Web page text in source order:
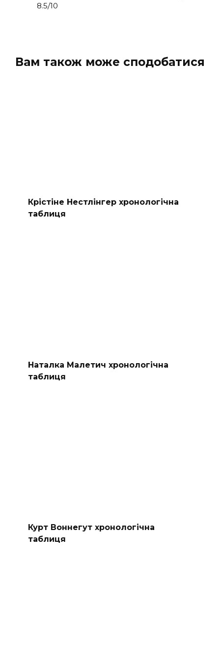
8.5/10
Вам також може сподобатися
Крістіне Нестлінгер хронологічна
таблиця
Наталка Малетич хронологічна
таблиця
Курт Воннегут хронологічна
таблиця